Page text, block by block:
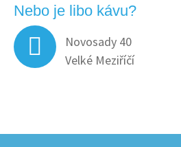
Nebo je libo kávu?
Novosady 40
Velké Meziříčí